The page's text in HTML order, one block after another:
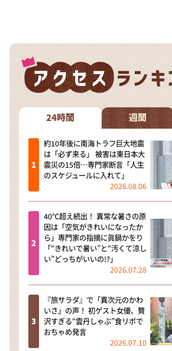
24時間 週間
約10年後に南海トラフ巨大地震
は「必ず来る」 被害は東日本大
震災の15倍…専門家断言「人生
のスケジュールに入れて」
2026.08.06
40℃超え続出！ 異常な暑さの原
因は「空気がきれいになったか
ら」専門家の指摘に眞鍋かをり
「“きれいで暑い”と“汚くて涼し
い”どっちがいいの!?」
2026.07.28
『旅サラダ』で「異次元のかわ
いさ」の声！ 初ゲスト女優、贅
沢すぎる“雲丹しゃぶ”食リポで
おちゃめ発言
2026.07.10